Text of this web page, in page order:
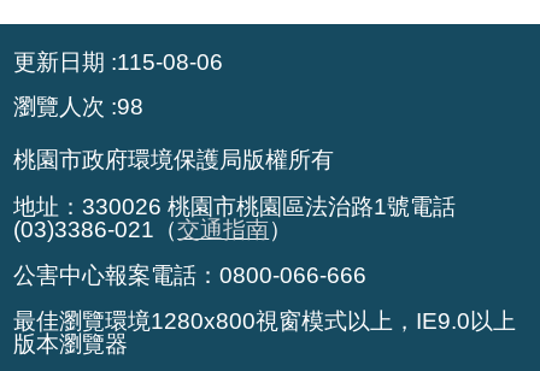
更新日期 115-08-06
瀏覽人次 98
桃園市政府環境保護局版權所有
地址：330026 桃園市桃園區法治路1號電話
(03)3386-021（交通指南）
公害中心報案電話：0800-066-666
最佳瀏覽環境1280x800視窗模式以上，IE9.0以上
版本瀏覽器